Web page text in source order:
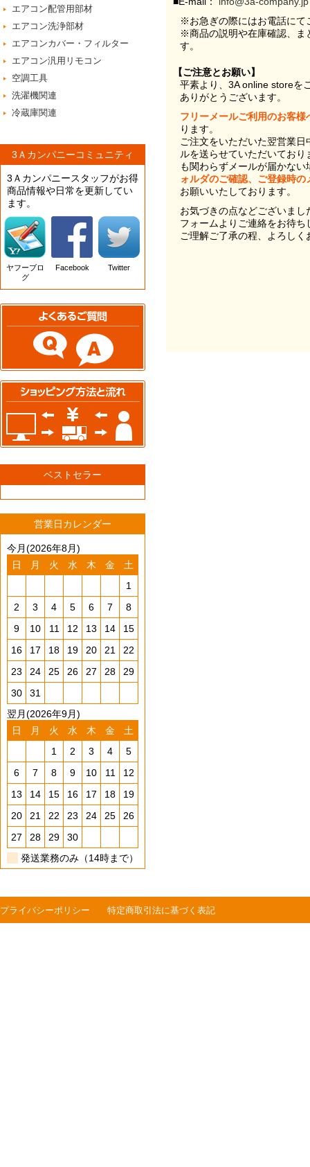
エアコン配管用部材
エアコン洗浄部材
エアコンカバー・フィルター
エアコン汎用リモコン
空調工具
洗濯機関連
冷蔵庫関連
3Ａカンパニーコミュニティ
3Ａカンパニースタッフがお得
商品情報や日常を更新してい
ます。
ヤフーブロ
グ
Facebook Twitter
ベストセラー
営業日カレンダー
今月(2026年8月)
日
月 火 水 木 金
土
1
2
3 4 5 6 7
8
9
10 11 12 13 14
15
16
17 18 19 20 21
22
23
24 25 26 27 28
29
30
31
翌月(2026年9月)
日
月 火 水 木 金
土
1
2 3 4
5
6
7 8 9 10 11
12
13
14 15 16 17 18
19
20
21 22 23 24 25
26
27
28 29
30
発送業務のみ（14時まで）
※お急ぎの際にはお電話にて
※商品の説明や在庫確認、ま
す。
【ご注意とお願い】
平素より、3A online storeを
ありがとうございます。
フリーメールご利用のお客様
ります。
ご注文をいただいた翌営業
ルを送らせていただいてお
も関わらずメールが届かない
ォルダのご確認、ご登録時
お願いいたしております。
お気づきの点などございま
フォームよりご連絡をお待ち
ご理解ご了承の程、よろし
プライバシーポリシー 特定商取引法に基づく表記